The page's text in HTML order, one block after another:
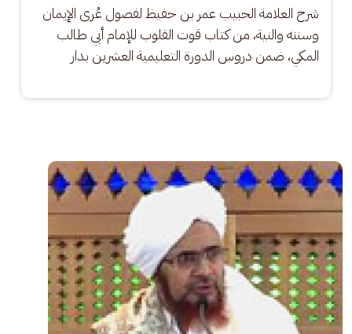
شرح العلامة الحبيب عمر بن حفيظ لفصول عُرى الإيمان
وسننه والنية، من كتاب قوت القلوب للإمام أبي طالب
المكي، ضمن دروس الدورة التعليمية العشرين بدار
الصورة